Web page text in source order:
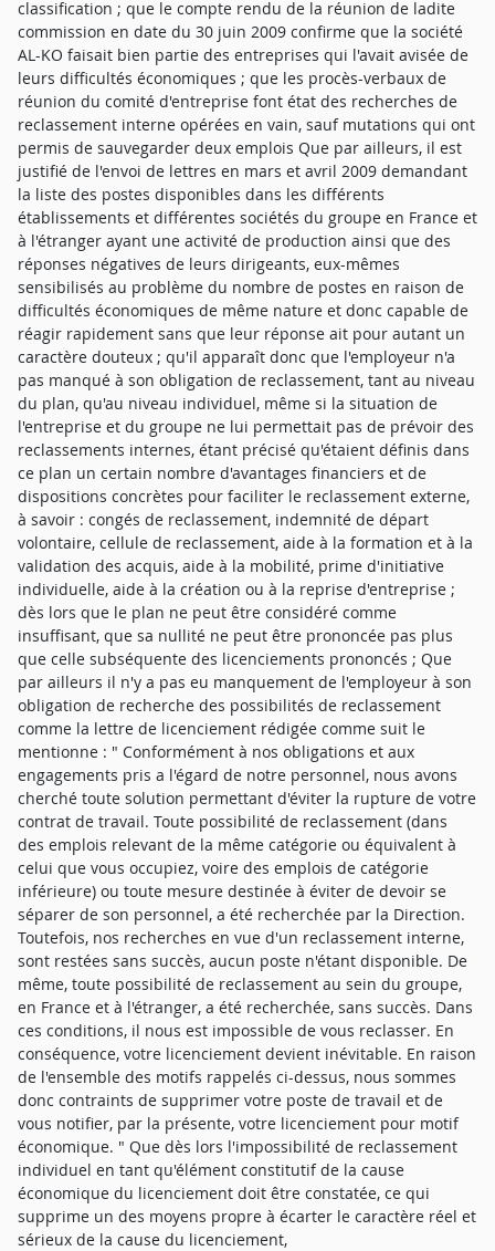
classification ; que le compte rendu de la réunion de ladite
commission en date du 30 juin 2009 confirme que la société
AL-KO faisait bien partie des entreprises qui l'avait avisée de
leurs difficultés économiques ; que les procès-verbaux de
réunion du comité d'entreprise font état des recherches de
reclassement interne opérées en vain, sauf mutations qui ont
permis de sauvegarder deux emplois Que par ailleurs, il est
justifié de l'envoi de lettres en mars et avril 2009 demandant
la liste des postes disponibles dans les différents
établissements et différentes sociétés du groupe en France et
à l'étranger ayant une activité de production ainsi que des
réponses négatives de leurs dirigeants, eux-mêmes
sensibilisés au problème du nombre de postes en raison de
difficultés économiques de même nature et donc capable de
réagir rapidement sans que leur réponse ait pour autant un
caractère douteux ; qu'il apparaît donc que l'employeur n'a
pas manqué à son obligation de reclassement, tant au niveau
du plan, qu'au niveau individuel, même si la situation de
l'entreprise et du groupe ne lui permettait pas de prévoir des
reclassements internes, étant précisé qu'étaient définis dans
ce plan un certain nombre d'avantages financiers et de
dispositions concrètes pour faciliter le reclassement externe,
à savoir : congés de reclassement, indemnité de départ
volontaire, cellule de reclassement, aide à la formation et à la
validation des acquis, aide à la mobilité, prime d'initiative
individuelle, aide à la création ou à la reprise d'entreprise ;
dès lors que le plan ne peut être considéré comme
insuffisant, que sa nullité ne peut être prononcée pas plus
que celle subséquente des licenciements prononcés ; Que
par ailleurs il n'y a pas eu manquement de l'employeur à son
obligation de recherche des possibilités de reclassement
comme la lettre de licenciement rédigée comme suit le
mentionne : " Conformément à nos obligations et aux
engagements pris a l'égard de notre personnel, nous avons
cherché toute solution permettant d'éviter la rupture de votre
contrat de travail. Toute possibilité de reclassement (dans
des emplois relevant de la même catégorie ou équivalent à
celui que vous occupiez, voire des emplois de catégorie
inférieure) ou toute mesure destinée à éviter de devoir se
séparer de son personnel, a été recherchée par la Direction.
Toutefois, nos recherches en vue d'un reclassement interne,
sont restées sans succès, aucun poste n'étant disponible. De
même, toute possibilité de reclassement au sein du groupe,
en France et à l'étranger, a été recherchée, sans succès. Dans
ces conditions, il nous est impossible de vous reclasser. En
conséquence, votre licenciement devient inévitable. En raison
de l'ensemble des motifs rappelés ci-dessus, nous sommes
donc contraints de supprimer votre poste de travail et de
vous notifier, par la présente, votre licenciement pour motif
économique. " Que dès lors l'impossibilité de reclassement
individuel en tant qu'élément constitutif de la cause
économique du licenciement doit être constatée, ce qui
supprime un des moyens propre à écarter le caractère réel et
sérieux de la cause du licenciement,